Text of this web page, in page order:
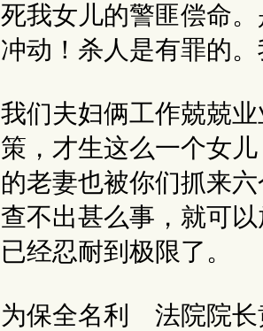
死我女儿的警匪偿命
冲动！杀人是有罪的
我们夫妇俩工作兢兢业
策，才生这么一个女
的老妻也被你们抓来
查不出甚么事，就可
已经忍耐到极限了。
为保全名利 法院院长